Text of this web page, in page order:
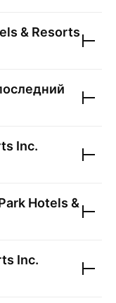
& Resorts
Inc.
Hotels &
Inc.